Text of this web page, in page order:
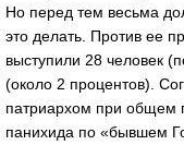
Но перед тем весьма
это делать. Против ее
выступили 28 человек
(около 2 процентов).
патриархом при общем
панихида по «бывшем